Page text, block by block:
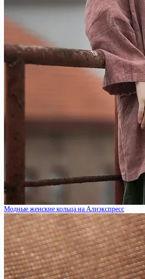
Модные женские кольца на Алиэкспресс